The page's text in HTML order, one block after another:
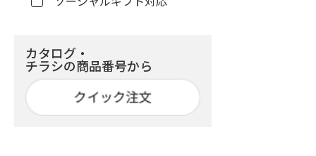
カタログ・
チラシの商品番号から